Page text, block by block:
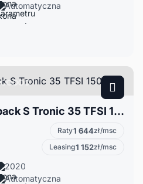
Automatyczna
Audi Q3 II 1.5 Sportback S Tronic 35 TFSI 150KM
Raty1 644zł/msc
Leasing1 152zł/msc
2020
Automatyczna